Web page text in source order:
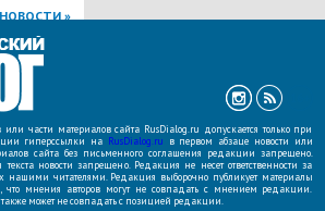
»
части материалов сайта RusDialog.ru допускается только при
гиперссылки на RusDialog.ru в первом абзаце новости или
сайта без письменного соглашения редакции запрещено.
новости запрещено. Редакция не несет ответственности за
нашими читателями. Редакция выборочно публикует материалы
что мнения авторов могут не совпадать с мнением редакции.
может не совпадать с позицией редакции.